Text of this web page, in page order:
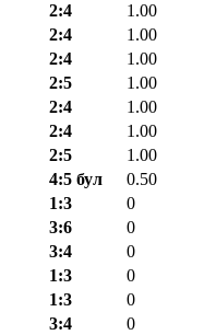
2:4
1.00
2:4
1.00
2:4
1.00
2:5
1.00
2:4
1.00
2:4
1.00
2:5
1.00
4:5 бул
0.50
1:3
0
3:6
0
3:4
0
1:3
0
1:3
0
3:4
0